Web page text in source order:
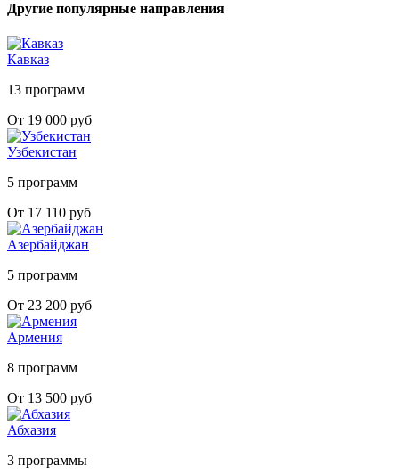
Другие популярные направления
Кавказ
13 программ
От 19 000 руб
Узбекистан
5 программ
От 17 110 руб
Азербайджан
5 программ
От 23 200 руб
Армения
8 программ
От 13 500 руб
Абхазия
3 программы